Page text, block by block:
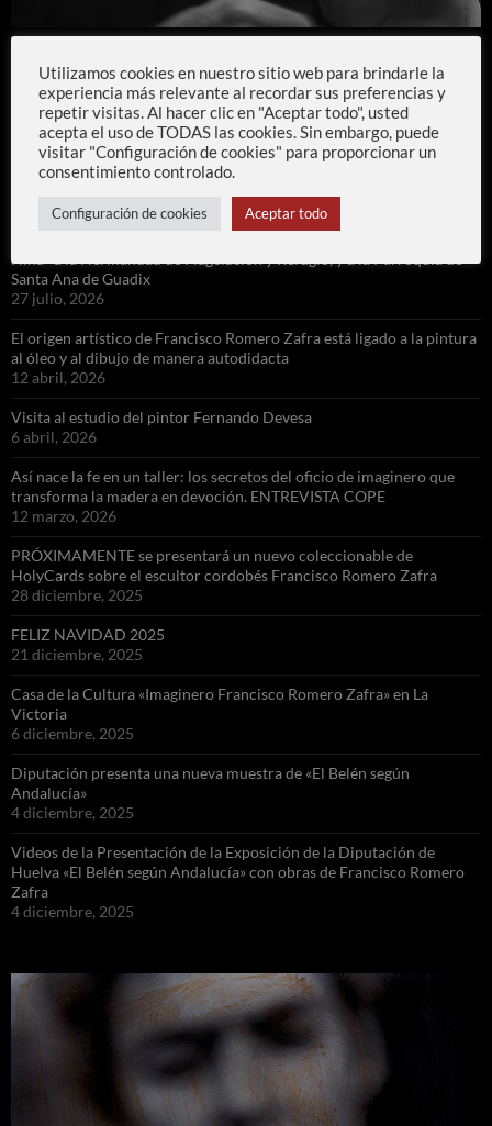
ENTRADAS RECIENTES
Añadida, al apartado de OBRA, una réplica de 50 cm del año 1993
que Francisco Romero Zafra realizó de La Amargura de la Rambla
para la Hermandad
Niña» a la Hermandad de Flagelación y Refugio, y a la Parroquia de
Santa Ana de Guadix
27 julio, 2026
El origen artístico de Francisco Romero Zafra está ligado a la pintura
al óleo y al dibujo de manera autodidacta
12 abril, 2026
Visita al estudio del pintor Fernando Devesa
6 abril, 2026
Así nace la fe en un taller: los secretos del oficio de imaginero que
transforma la madera en devoción. ENTREVISTA COPE
12 marzo, 2026
PRÓXIMAMENTE se presentará un nuevo coleccionable de
HolyCards sobre el escultor cordobés Francisco Romero Zafra
28 diciembre, 2025
FELIZ NAVIDAD 2025
21 diciembre, 2025
Casa de la Cultura «Imaginero Francisco Romero Zafra» en La
Victoria
6 diciembre, 2025
Diputación presenta una nueva muestra de «El Belén según
Andalucía»
4 diciembre, 2025
Videos de la Presentación de la Exposición de la Diputación de
Huelva «El Belén según Andalucía» con obras de Francisco Romero
Zafra
4 diciembre, 2025
Utilizamos cookies en nuestro sitio web para brindarle la
experiencia más relevante al recordar sus preferencias y
repetir visitas. Al hacer clic en "Aceptar todo", usted
acepta el uso de TODAS las cookies. Sin embargo, puede
visitar "Configuración de cookies" para proporcionar un
consentimiento controlado.
Configuración de cookies Aceptar todo